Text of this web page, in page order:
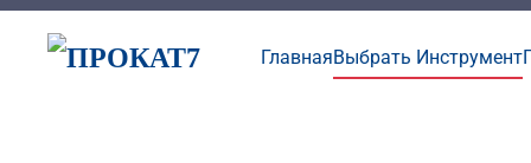
ГлавнаяВыбрать Инструмент